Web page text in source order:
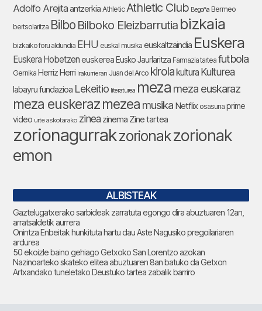
Adolfo Arejitaantzerkia Athletic Athletic Club Begoña Bermeo
bertsolaritza Bilbo Bilboko Eleizbarrutia bizkaia
bizkaiko foru aldundia EHU euskal musika euskaltzaindia Euskera
Euskera Hobetzeneuskerea Eusko Jaurlaritza Farmazia tartea futbola
Gernika Herriz Herri Irakurrieran Juan del Arco kirolakultura Kulturea
labayru fundazioa Lekeitio literaturea meza meza euskaraz
meza euskerazmezea musika Netflix osasuna prime
video urte askotarako zinea zinema Zine tartea
zorionagurrakzorionakzorionak
emon
ALBISTEAK
Gaztelugatxerako sarbideak zarratuta egongo dira abuztuaren 12an,
arratsaldetik aurrera
Onintza Enbeitak hunkituta hartu dau Aste Nagusiko pregoilariaren
ardurea
50 ekoizle baino gehiago Getxoko San Lorentzo azokan
Nazinoarteko skateko elitea abuztuaren 8an batuko da Getxon
Artxandako tuneletako Deustuko tartea zabalik barriro